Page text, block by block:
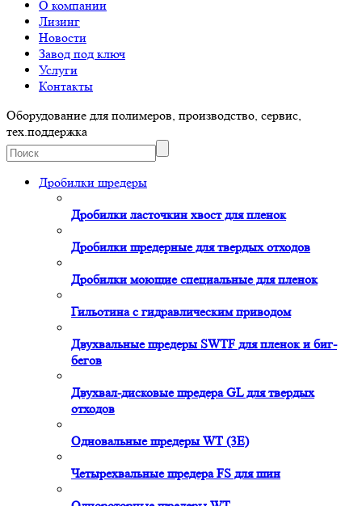
О компании
Лизинг
Новости
Завод под ключ
Услуги
Контакты
Оборудование для полимеров, производство, сервис,
тех.поддержка
Дробилки шредеры
Дробилки ласточкин хвост для пленок
Дробилки шредерные для твердых отходов
Дробилки моющие специальные для пленок
Гильотина с гидравлическим приводом
Двухвальные шредеры SWTF для пленок и биг-
бегов
Двухвал-дисковые шредера GL для твердых
отходов
Одновальные шредеры WT (3E)
Четырехвальные шредера FS для шин